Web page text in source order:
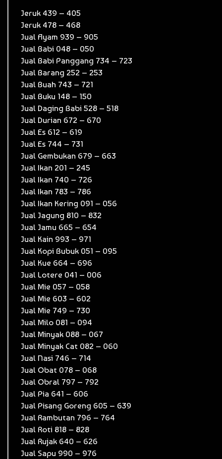
Jeruk 439 – 405
Jeruk 478 – 468
Jual Ayam 939 – 905
Jual Babi 048 – 050
Jual Babi Panggang 734 – 723
Jual Barang 252 – 253
Jual Buah 743 – 721
Jual Buku 148 – 150
Jual Daging Babi 528 – 518
Jual Durian 672 – 670
Jual Es 612 – 619
Jual Es 744 – 731
Jual Gembukan 679 – 663
Jual Ikan 201 – 245
Jual Ikan 740 – 726
Jual Ikan 783 – 786
Jual Ikan Kering 091 – 056
Jual Jagung 810 – 832
Jual Jamu 665 – 654
Jual Kain 993 – 971
Jual Kopi Bubuk 051 – 095
Jual Kue 664 – 696
Jual Lotere 041 – 006
Jual Mie 057 – 058
Jual Mie 603 – 602
Jual Mie 749 – 730
Jual Milo 081 – 094
Jual Minyak 088 – 067
Jual Minyak Cat 082 – 060
Jual Nasi 746 – 714
Jual Obat 078 – 068
Jual Obral 797 – 792
Jual Pia 641 – 606
Jual Pisang Goreng 605 – 639
Jual Rambutan 796 – 764
Jual Roti 818 – 828
Jual Rujak 640 – 626
Jual Sapu 990 – 976